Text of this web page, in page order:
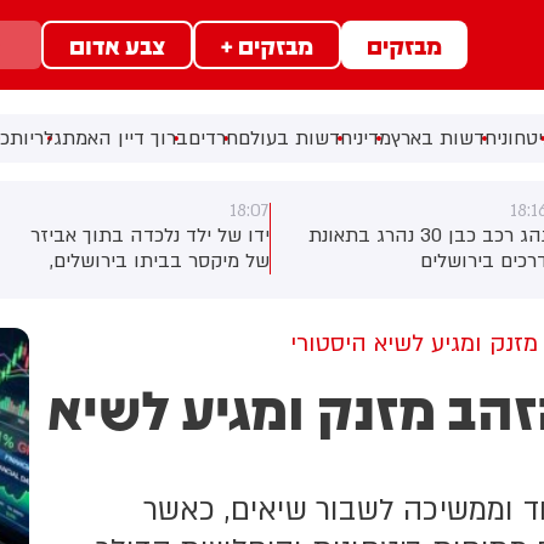
מבזקים מבזקים + צבע אדום
חדשות בארץמדיניחדשות בעולםחרדיםברוך דיין האמתגלריות
נהג רכב כבן 30 נהרג בתאונת
בירושלים
18:07
ידו של ילד נלכדה בתוך אביזר
של מיקסר בביתו בירושלים,
ומגיע לשיא היסטורי
מזנק ומגיע לשיא
מזנקת ב-3% ביום אחד וממשיכה לשבור שיאים, כאשר